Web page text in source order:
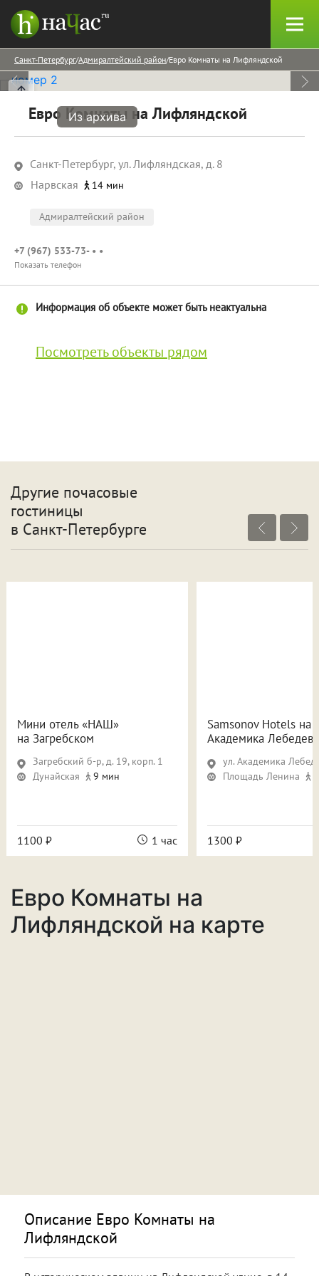
Санкт-Петербург Адмиралтейский район Евро Комнаты на Лифляндской
Из архива
Евро Комнаты на Лифляндской
Санкт-Петербург, ул. Лифляндская, д. 8
Нарвская
14 мин
Адмиралтейский район
+7 (967) 533-73- • •
Показать телефон
Информация об объекте может быть неактуальна
Посмотреть объекты рядом
Другие почасовые
гостиницы
в Санкт-Петербурге
Мини отель «НАШ»
на Загребском
Загребский б-р, д. 19, корп. 1
Дунайская
9 мин
1100 ₽ 1 час
Samsonov Hotels на
Академика Лебедева
​ул. Академика
Площадь Ленина
1300 ₽
Евро Комнаты на
Лифляндской на карте
Описание Евро Комнаты на
Лифляндской